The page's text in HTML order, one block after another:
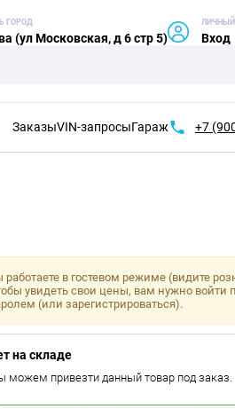
ГОРОД
(ул Московская, д 6 стр 5)
ЛИЧНЫЙ
Вход
ЗаказыVIN-запросыГараж +7
работаете в гостевом режиме (видите
увидеть свои цены, вам нужно войти
(или зарегистрироваться).
на складе
можем привезти данный товар под заказ.